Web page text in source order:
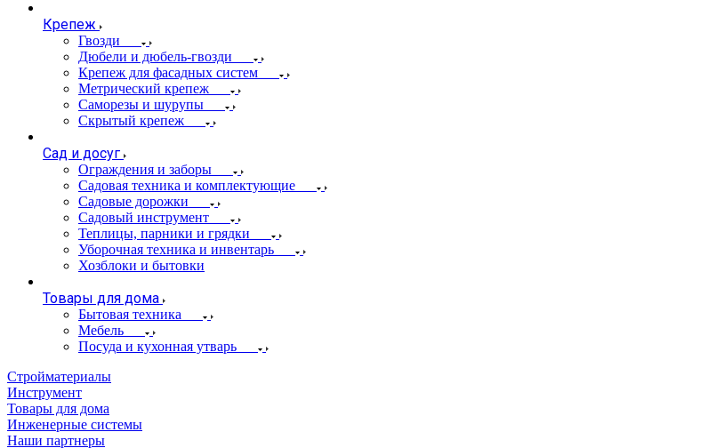
Крепеж
Гвозди
Дюбели и дюбель-гвозди
Крепеж для фасадных систем
Метрический крепеж
Саморезы и шурупы
Скрытый крепеж
Сад и досуг
Ограждения и заборы
Садовая техника и комплектующие
Садовые дорожки
Садовый инструмент
Теплицы, парники и грядки
Уборочная техника и инвентарь
Хозблоки и бытовки
Товары для дома
Бытовая техника
Мебель
Посуда и кухонная утварь
Стройматериалы
Инструмент
Товары для дома
Инженерные системы
Наши партнеры